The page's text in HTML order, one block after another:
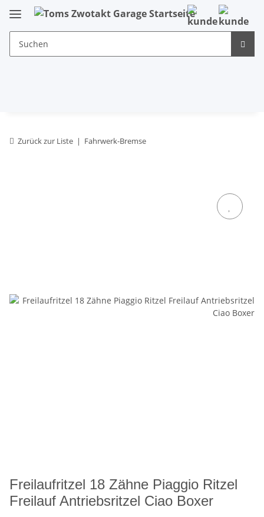
Zurück zur Liste Fahrwerk-Bremse
Freilaufritzel 18 Zähne Piaggio Ritzel
Freilauf Antriebsritzel Ciao Boxer